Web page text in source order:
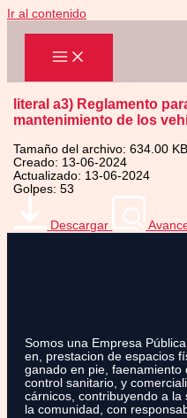
Ir al contenido
literal a3) Reglamento
mantenimiento de los
Tamaño del archivo: 634.00 KB
Creado: 13-06-2024
Actualizado: 13-06-2024
Golpes: 53
Descargar
Somos una Empresa
en, prestacion de espacios
ganado en pie, faenamiento
control sanitario, y
cárnicos, contribuyendo a
la comunidad, con